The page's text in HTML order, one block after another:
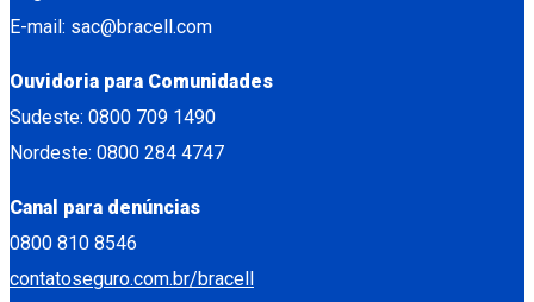
E-mail: sac@bracell.com
Ouvidoria para Comunidades
Sudeste: 0800 709 1490
Nordeste: 0800 284 4747
Canal para denúncias
0800 810 8546
contatoseguro.com.br/bracell